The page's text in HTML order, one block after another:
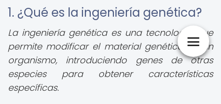
1. ¿Qué es la ingeniería genética?
La ingeniería genética es una tecnología que
permite modificar el material genético de un
organismo, introduciendo genes de otras
especies para obtener características
específicas.